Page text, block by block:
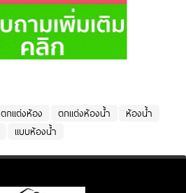
ตกแต่งห้อง ตกแต่งห้องน้ำ
ห้องน้ำ
แบบห้องน้ำ